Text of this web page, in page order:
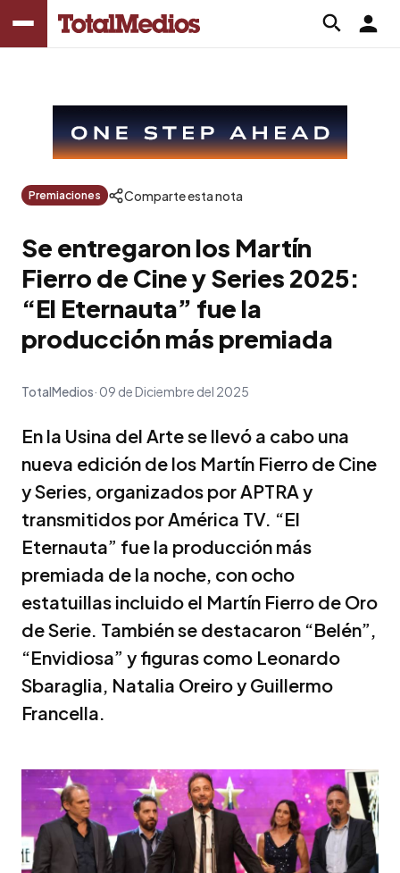
Premiaciones Comparte esta nota
Se entregaron los Martín
Fierro de Cine y Series 2025:
“El Eternauta” fue la
producción más premiada
TotalMedios 09 de Diciembre del 2025
En la Usina del Arte se llevó a cabo una
nueva edición de los Martín Fierro de Cine
y Series, organizados por APTRA y
transmitidos por América TV. “El
Eternauta” fue la producción más
premiada de la noche, con ocho
estatuillas incluido el Martín Fierro de Oro
de Serie. También se destacaron “Belén”,
“Envidiosa” y figuras como Leonardo
Sbaraglia, Natalia Oreiro y Guillermo
Francella.